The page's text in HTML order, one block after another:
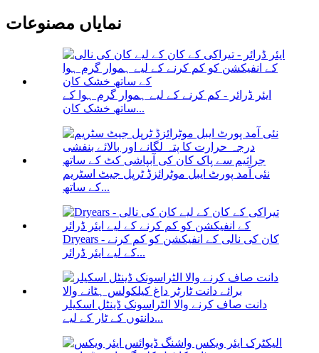
نمایاں مصنوعات
ایئر ڈرائر - کم کرنے کے لیے ہموار گرم ہوا کے
ساتھ خشک کان...
نئی آمد پورٹ ایبل موٹرائزڈ ٹرپل جیٹ اسٹریم
کے ساتھ...
Dryears - کان کی نالی کے انفیکشن کو کم کرنے
کے لیے ایئر ڈرائر...
دانت صاف کرنے والا الٹراسونک ڈینٹل اسکیلر
دانتوں کے ٹار کے لیے...